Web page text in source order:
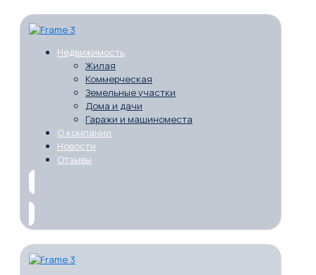
Недвижимость
Жилая
Коммерческая
Земельные участки
Дома и дачи
Гаражи и машиноместа
О компании
Новости
Отзывы